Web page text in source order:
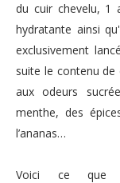
du cuir chevelu, 1
hydratante ainsi
exclusivement
suite le contenu
aux odeurs
menthe, des
l’ananas…
Voici ce que